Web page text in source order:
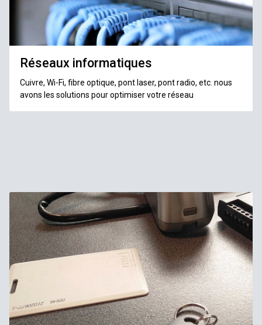
Réseaux informatiques
Cuivre, Wi-Fi, fibre optique, pont laser, pont radio, etc. nous
avons les solutions pour optimiser votre réseau